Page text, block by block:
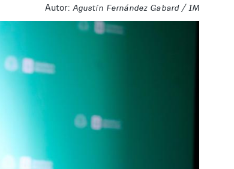
Autor: Agustín Fernández Gabard / IM